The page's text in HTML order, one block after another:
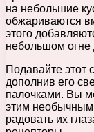
на небольшие
обжариваются
этого
небольшом огне
Подавайте этот
дополнив его
палочками. Вы
этим необычным
радовать их